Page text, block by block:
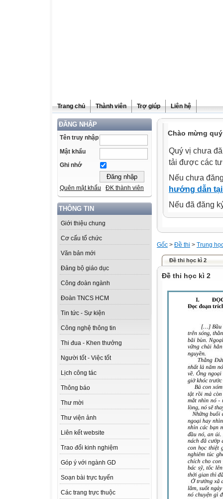
Trang chủ Thành viên Trợ giúp Liên hệ
ĐĂNG NHẬP
Tên truy nhập
Mật khẩu
Ghi nhớ
Quên mật khẩu ĐK thành viên
THÔNG TIN
Giới thiệu chung
Cơ cấu tổ chức
Văn bản mới
Đảng bộ giáo dục
Công đoàn ngành
Đoàn TNCS HCM
Tin tức - Sự kiện
Công nghệ thông tin
Thi đua - Khen thưởng
Người tốt - Việc tốt
Lịch công tác
Thông báo
Thư mời
Thư viện ảnh
Liên kết website
Trao đổi kinh nghiệm
Góp ý với ngành GD
Soạn bài trực tuyến
Các trang trực thuộc
Chào mừng
Quý vị chưa
tải được các
Nếu chưa
hướng dẫn
Nếu đã đăng
Gốc > Đề thi > Trung
Đề thi học kì 2
Đề thi học kì 2